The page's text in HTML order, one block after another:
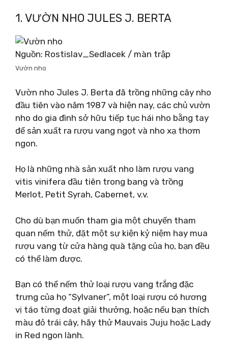
1. VƯỜN NHO JULES J. BERTA
Nguồn: Rostislav_Sedlacek / màn trập
Vườn nho
Vườn nho Jules J. Berta đã trồng những cây nho
đầu tiên vào năm 1987 và hiện nay, các chủ vườn
nho do gia đình sở hữu tiếp tục hái nho bằng tay
để sản xuất ra rượu vang ngọt và nho xạ thơm
ngon.
Họ là những nhà sản xuất nho làm rượu vang
vitis vinifera đầu tiên trong bang và trồng
Merlot, Petit Syrah, Cabernet, v.v.
Cho dù bạn muốn tham gia một chuyến tham
quan nếm thử, đặt một sự kiện kỷ niệm hay mua
rượu vang từ cửa hàng quà tặng của họ, bạn đều
có thể làm được.
Bạn có thể nếm thử loại rượu vang trắng đặc
trưng của họ “Sylvaner”, một loại rượu có hương
vị táo từng đoạt giải thưởng, hoặc nếu bạn thích
màu đỏ trái cây, hãy thử Mauvais Juju hoặc Lady
in Red ngon lành.